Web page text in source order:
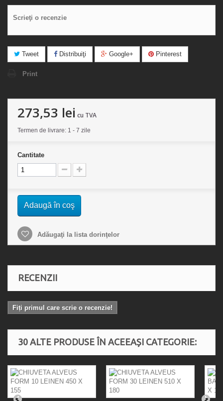
Scrieţi o recenzie
Tweet Distribuiţi Google+ Pinterest
Print
273,53 lei cu TVA
Termen de livrare: 1 - 7 zile
Cantitate
Adaugă în coş
Adăugaţi la lista dorinţelor
RECENZII
Fiți primul care scrie o recenzie!
30 ALTE PRODUSE ÎN ACEEAȘI CATEGORIE: